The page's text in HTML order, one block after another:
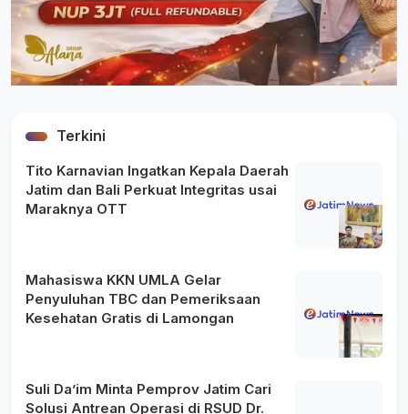
Terkini
Tito Karnavian Ingatkan Kepala Daerah
Jatim dan Bali Perkuat Integritas usai
Maraknya OTT
Mahasiswa KKN UMLA Gelar
Penyuluhan TBC dan Pemeriksaan
Kesehatan Gratis di Lamongan
Suli Da’im Minta Pemprov Jatim Cari
Solusi Antrean Operasi di RSUD Dr.